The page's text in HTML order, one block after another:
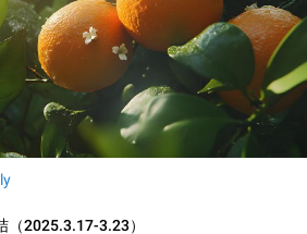
（2025.3.17-3.23）